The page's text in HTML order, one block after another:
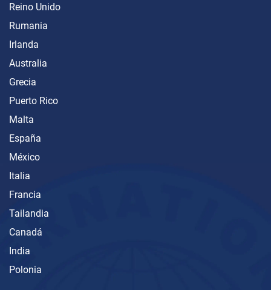
Reino Unido
Rumania
Irlanda
Australia
Grecia
Puerto Rico
Malta
España
México
Italia
Francia
Tailandia
Canadá
India
Polonia